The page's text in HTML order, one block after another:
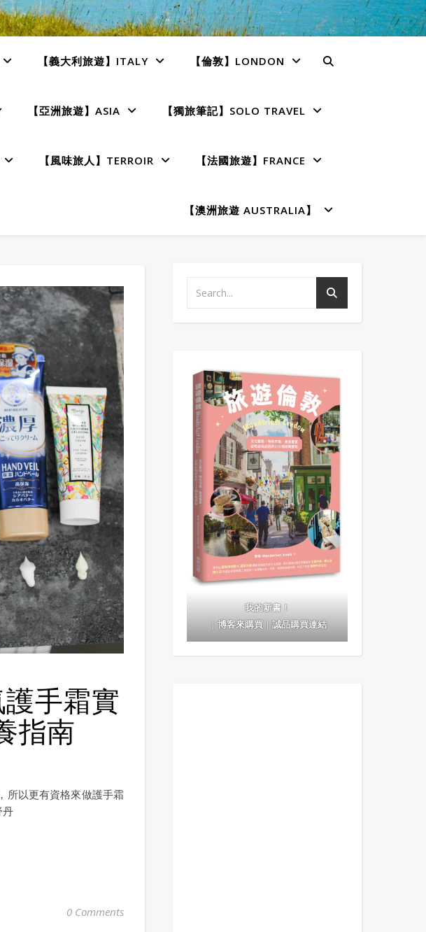
【義大利旅遊】ITALY 【倫敦】LONDON
【亞洲旅遊】ASIA 【獨旅筆記】SOLO TRAVEL
【風味旅人】TERROIR 【法國旅遊】FRANCE
【澳洲旅遊 AUSTRALIA】
護手霜實
指南
所以更有資格來做護手霜
丹
0 Comments
我的新書！
｜博客來購買｜誠品購買連結